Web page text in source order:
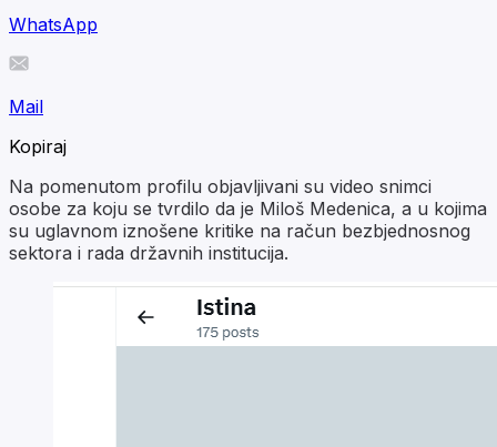
WhatsApp
Mail
Kopiraj
Na pomenutom profilu objavljivani su video snimci
osobe za koju se tvrdilo da je Miloš Medenica, a u kojima
su uglavnom iznošene kritike na račun bezbjednosnog
sektora i rada državnih institucija.